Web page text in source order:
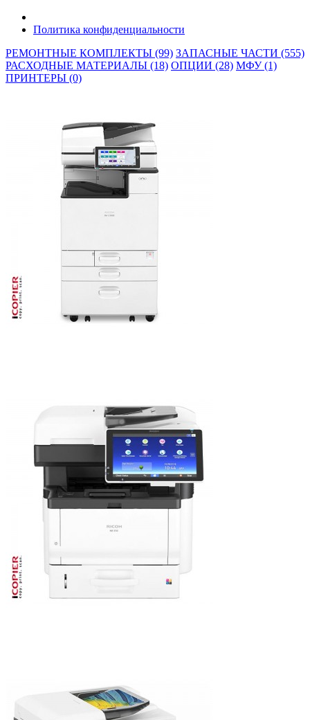
Политика конфиденциальности
РЕМОНТНЫЕ КОМПЛЕКТЫ (99) ЗАПАСНЫЕ ЧАСТИ (555)
РАСХОДНЫЕ МАТЕРИАЛЫ (18) ОПЦИИ (28) МФУ (1)
ПРИНТЕРЫ (0)